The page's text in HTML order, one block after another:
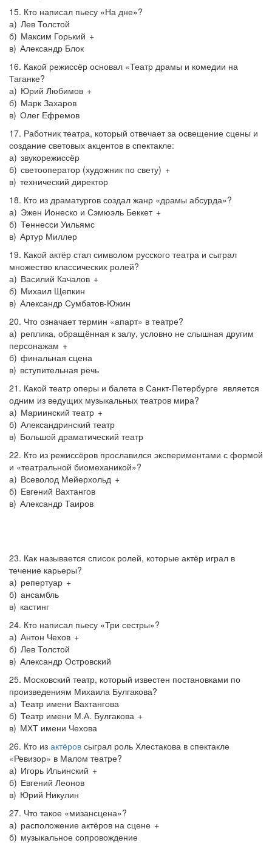
15. Кто написал пьесу «На дне»?
а) Лев Толстой
б) Максим Горький +
в) Александр Блок
16. Какой режиссёр основал «Театр драмы и комедии на
Таганке?
а) Юрий Любимов +
б) Марк Захаров
в) Олег Ефремов
17. Работник театра, который отвечает за освещение сцены и
создание световых акцентов в спектакле:
а) звукорежиссёр
б) светооператор (художник по свету) +
в) технический директор
18. Кто из драматургов создал жанр «драмы абсурда»?
а) Эжен Ионеско и Сэмюэль Беккет +
б) Теннесси Уильямс
в) Артур Миллер
19. Какой актёр стал символом русского театра и сыграл
множество классических ролей?
а) Василий Качалов +
б) Михаил Щепкин
в) Александр Сумбатов-Южин
20. Что означает термин «апарт» в театре?
а) реплика, обращённая к залу, условно не слышная другим
персонажам +
б) финальная сцена
в) вступительная речь
21. Какой театр оперы и балета в Санкт-Петербурге является
одним из ведущих музыкальных театров мира?
а) Мариинский театр +
б) Александринский театр
в) Большой драматический театр
22. Кто из режиссёров прославился экспериментами с формой
и «театральной биомеханикой»?
а) Всеволод Мейерхольд +
б) Евгений Вахтангов
в) Александр Таиров
23. Как называется список ролей, которые актёр играл в
течение карьеры?
а) репертуар +
б) ансамбль
в) кастинг
24. Кто написал пьесу «Три сестры»?
а) Антон Чехов +
б) Лев Толстой
в) Александр Островский
25. Московский театр, который известен постановками по
произведениям Михаила Булгакова?
а) Театр имени Вахтангова
б) Театр имени М.А. Булгакова +
в) МХТ имени Чехова
26. Кто из актёров сыграл роль Хлестакова в спектакле
«Ревизор» в Малом театре?
а) Игорь Ильинский +
б) Евгений Леонов
в) Юрий Никулин
27. Что такое «мизансцена»?
а) расположение актёров на сцене +
б) музыкальное сопровождение